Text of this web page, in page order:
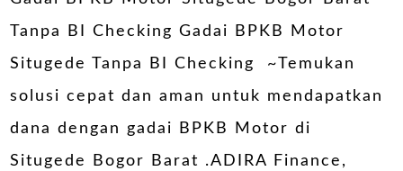
Tanpa BI Checking Gadai BPKB Motor
Situgede Tanpa BI Checking ~Temukan
solusi cepat dan aman untuk mendapatkan
dana dengan gadai BPKB Motor di
Situgede Bogor Barat .ADIRA Finance,